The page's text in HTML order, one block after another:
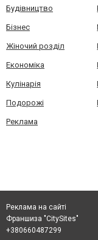
Будівництво
Бізнес
Жіночий розділ
Економіка
Кулінарія
Подорожі
Реклама
Реклама на сайті
Франшиза "CitySites"
+380660487299